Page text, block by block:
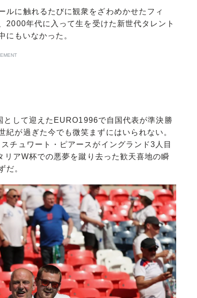
に触れるたびに観衆をざわめかせたフィ
2000年代に入って生を受けた新世代タレント
もいなかった。
して迎えたEURO1996で自国代表が準決勝
が過ぎた今でも微笑まずにはいられない。
チュワート・ピアースがイングランド3人目
アW杯での悪夢を蹴り去った歓天喜地の瞬
だ。